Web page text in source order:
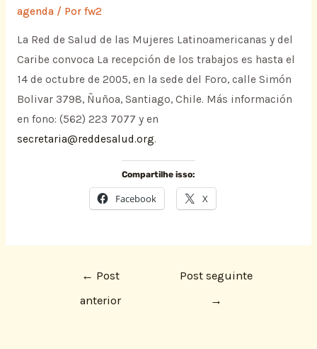
agenda/ Por fw2
La Red de Salud de las Mujeres Latinoamericanas y del
Caribe convoca La recepción de los trabajos es hasta el
14 de octubre de 2005, en la sede del Foro, calle Simón
Bolivar 3798, Ñuñoa, Santiago, Chile. Más información
en fono: (562) 223 7077 y en
secretaria@reddesalud.org.
Compartilhe isso:
Facebook X
← Post
anterior
Post seguinte
→